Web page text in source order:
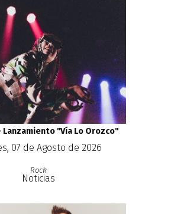
Lanzamiento ''Vía Lo Orozco''
07 de Agosto de 2026
Rock
Noticias